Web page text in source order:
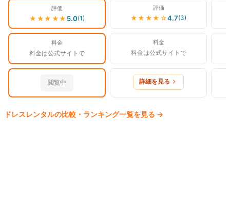
評価
★★★★★ 5.0(1)
評価
★★★★ ☆4.7(3)
料金
料金は公式サイトで
料金
料金は公式サイトで
閲覧中 詳細を見る
ドレスレンタルの比較・ランキング一覧を見る →